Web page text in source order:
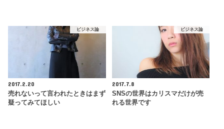
ビジネス論
2017.2.20
売れないって言われたときはまず
疑ってみてほしい
ビジネス論
2017.7.8
SNSの世界はカリスマだけが売
れる世界です